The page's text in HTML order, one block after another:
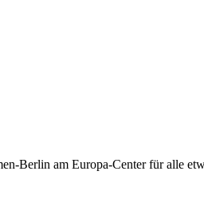
Berlin am Europa-Center für alle